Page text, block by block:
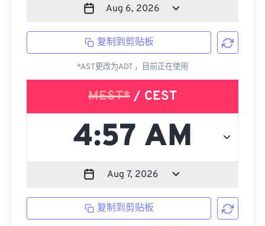
复制到剪贴板
*AST更改为ADT ，目前正在使用
MEST* / CEST
复制到剪贴板